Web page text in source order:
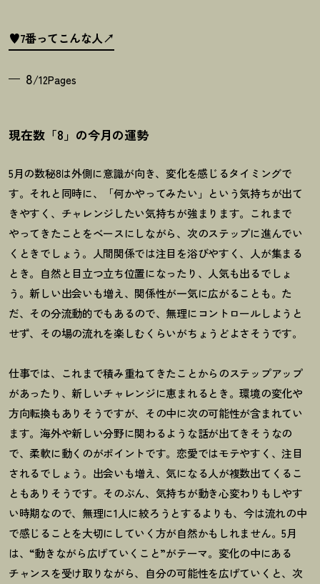
♥7番ってこんな人
8/12Pages
現在数「8」の今月の運勢
5月の数秘8は外側に意識が向き、変化を感じるタイミングで
す。それと同時に、「何かやってみたい」という気持ちが出て
きやすく、チャレンジしたい気持ちが強まります。これまで
やってきたことをベースにしながら、次のステップに進んでい
くときでしょう。人間関係では注目を浴びやすく、人が集まる
とき。自然と目立つ立ち位置になったり、人気も出るでしょ
う。新しい出会いも増え、関係性が一気に広がることも。た
だ、その分流動的でもあるので、無理にコントロールしようと
せず、その場の流れを楽しむくらいがちょうどよさそうです。
仕事では、これまで積み重ねてきたことからのステップアップ
があったり、新しいチャレンジに恵まれるとき。環境の変化や
方向転換もありそうですが、その中に次の可能性が含まれてい
ます。海外や新しい分野に関わるような話が出てきそうなの
で、柔軟に動くのがポイントです。恋愛ではモテやすく、注目
されるでしょう。出会いも増え、気になる人が複数出てくるこ
ともありそうです。そのぶん、気持ちが動き心変わりもしやす
い時期なので、無理に1人に絞ろうとするよりも、今は流れの中
で感じることを大切にしていく方が自然かもしれません。5月
は、“動きながら広げていくこと”がテーマ。変化の中にある
チャンスを受け取りながら、自分の可能性を広げていくと、次